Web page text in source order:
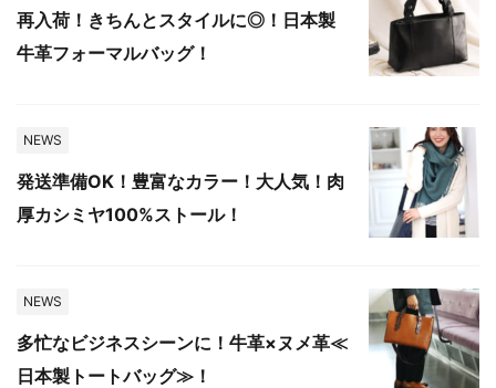
再入荷！きちんとスタイルに◎！日本製
牛革フォーマルバッグ！
NEWS
発送準備OK！豊富なカラー！大人気！肉
厚カシミヤ100%ストール！
NEWS
多忙なビジネスシーンに！牛革×ヌメ革≪
日本製トートバッグ≫！